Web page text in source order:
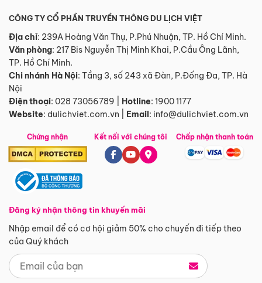
CÔNG TY CỔ PHẦN TRUYỀN THÔNG DU LỊCH VIỆT
Địa chỉ: 239A Hoàng Văn Thụ, P.Phú Nhuận, TP. Hồ Chí Minh.
Văn phòng: 217 Bis Nguyễn Thị Minh Khai, P.Cầu Ông Lãnh,
TP. Hồ Chí Minh.
Chi nhánh Hà Nội: Tầng 3, số 243 xã Đàn, P.Đống Đa, TP. Hà
Nội
Điện thoại: 028 73056789 Hotline: 1900 1177
Website: dulichviet.com.vn Email: info@dulichviet.com.vn
Chứng nhận
Đăng ký nhận thông tin khuyến mãi
Nhập email để có cơ hội giảm 50% cho chuyến đi tiếp theo
của Quý khách
Kết nối với chúng tôi Chấp nhận thanh toán